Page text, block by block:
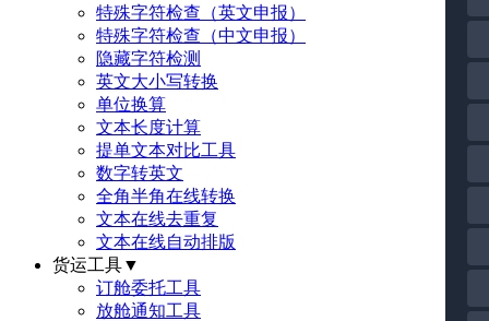
特殊字符检查（英文申报）
特殊字符检查（中文申报）
隐藏字符检测
英文大小写转换
单位换算
文本长度计算
提单文本对比工具
数字转英文
全角半角在线转换
文本在线去重复
文本在线自动排版
货运工具▼
订舱委托工具
放舱通知工具